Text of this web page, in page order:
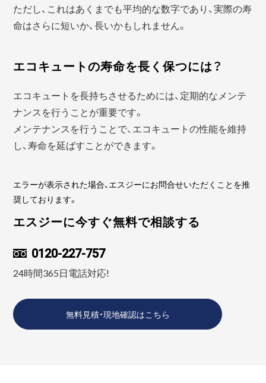
ただし、これはあくまでも平均的な数字であり、実際の寿
命はさらに短いか、長いかもしれません。
エコキュートの寿命を長く保つには？
エコキュートを長持ちさせるためには、定期的なメンテ
ナンスを行うことが重要です。
メンテナンスを行うことで、エコキュートの性能を維持
し、寿命を延ばすことができます。
エラーが表示された場合、エスジーにお問合せいただくことを推
奨しております。
エスジーに今すぐ無料で相談する
0120-227-757
24時間365日電話対応!
無料見積・現地確認はこちら